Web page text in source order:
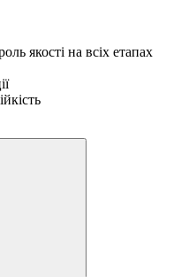
якості на всіх етапах